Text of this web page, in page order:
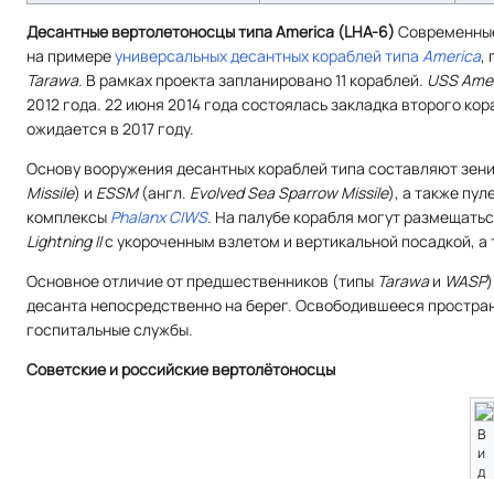
Десантные вертолетоносцы типа America (LHA-6)
на примереуниверсальных десантных кораблей типа America,
Tarawa. В рамках проекта запланировано 11 кораблей. USS
2012 года. 22 июня 2014 года состоялась закладка второго
ожидается в 2017 году.
Основу вооружения десантных кораблей типа составляют
Missile) и ESSM(англ. Evolved Sea Sparrow Missile), а также
комплексы Phalanx CIWS. На палубе корабля могут
Lightning IIс укороченным взлетом и вертикальной посадкой,
Основное отличие от предшественников (типы Tarawaи WASP
десанта непосредственно на берег. Освободившееся
госпитальные службы.
Советские и российские вертолётоносцы
В
и
д